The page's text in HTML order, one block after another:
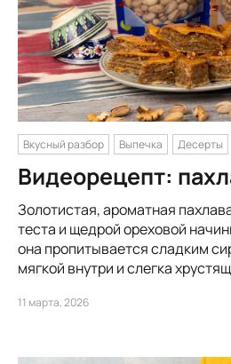
Вкусный разбор Выпечка Десерты
Видеорецепт:
Золотистая, ароматная
теста и щедрой ореховой
она пропитывается сладким
мягкой внутри и слегка
11 марта, 2026